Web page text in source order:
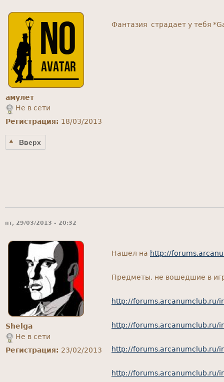
амулет
Не в сети
Регистрация: 18/03/2013
Фантазия страдает у тебя
Вверх
пт, 29/03/2013 - 20:32
Shelga
Не в сети
Регистрация: 23/02/2013
Нашел на http://
Предметы, не вошедшие в
http://forums.arcanumclub.ru/
http://forums.arcanumclub.ru/
http://forums.arcanumclub.ru/
http://forums.arcanumclub.ru/